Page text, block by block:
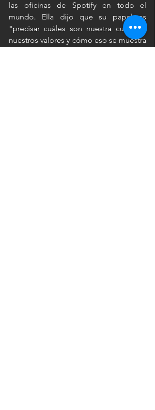
las oficinas de Spotify en todo el
mundo. Ella dijo que su papel es
"precisar cuáles son nuestra cultura y
nuestros valores y cómo eso se muestra